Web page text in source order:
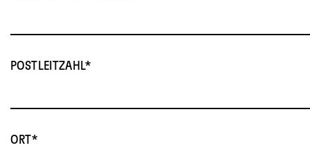
POSTLEITZAHL
ORT